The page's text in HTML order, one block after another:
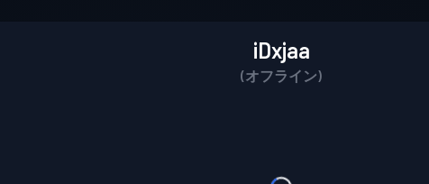
iDxjaa
(オフライン)